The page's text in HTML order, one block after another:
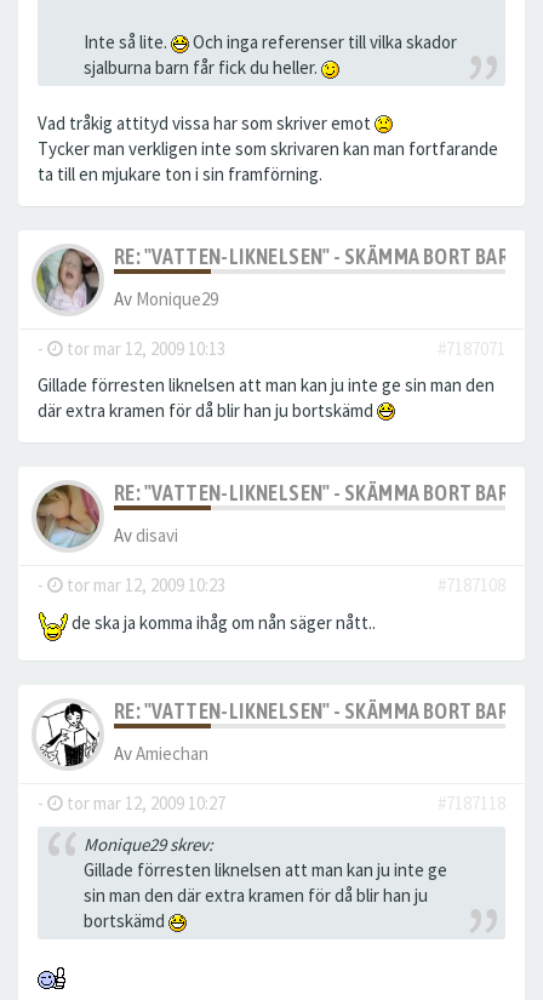
Inte så lite.
Och inga referenser till vilka skador
sjalburna barn får fick du heller.
Vad tråkig attityd vissa har som skriver emot
Tycker man verkligen inte som skrivaren kan man fortfarande
ta till en mjukare ton i sin framförning.
RE: "VATTEN-LIKNELSEN" - SKÄMMA BORT BARN
Av Monique29
- tor mar 12, 2009 10:13
#7187071
Gillade förresten liknelsen att man kan ju inte ge sin man den
där extra kramen för då blir han ju bortskämd
RE: "VATTEN-LIKNELSEN" - SKÄMMA BORT BARN
Av disavi
- tor mar 12, 2009 10:23
#7187108
de ska ja komma ihåg om nån säger nått..
RE: "VATTEN-LIKNELSEN" - SKÄMMA BORT BARN
AvAmiechan
- tor mar 12, 2009 10:27
#7187118
Monique29 skrev:
Gillade förresten liknelsen att man kan ju inte ge
sin man den där extra kramen för då blir han ju
bortskämd